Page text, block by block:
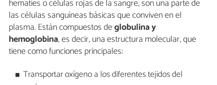
hematíes o células rojas de la sangre, son una parte de
las células sanguíneas básicas que conviven en el
plasma. Están compuestos deglobulina y
hemoglobina, es decir, una estructura molecular, que
tiene como funciones principales:
Transportar oxígeno a los diferentes tejidos del